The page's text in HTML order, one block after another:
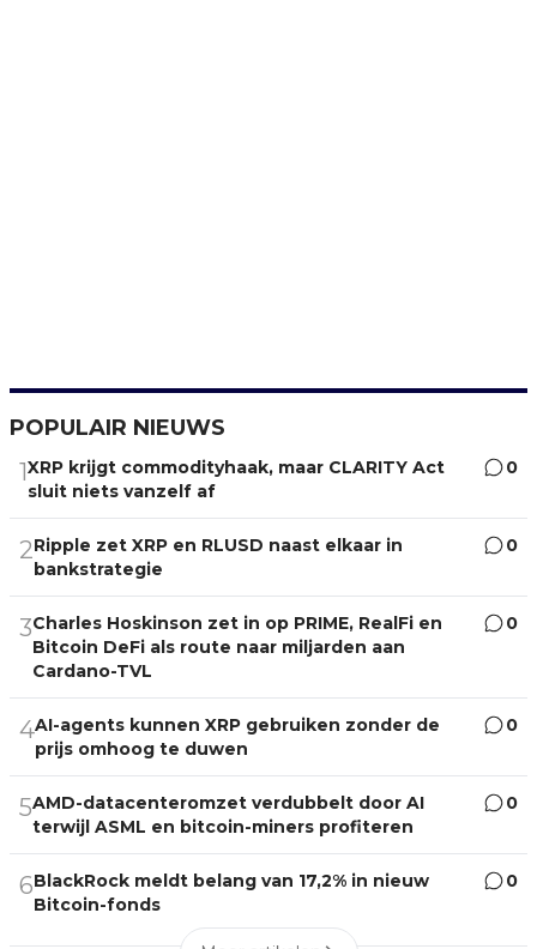
POPULAIR NIEUWS
1XRP krijgt commodityhaak, maar CLARITY Act
sluit niets vanzelf af
0
2Ripple zet XRP en RLUSD naast elkaar in
bankstrategie
0
3Charles Hoskinson zet in op PRIME, RealFi en
Bitcoin DeFi als route naar miljarden aan
Cardano-TVL
0
4AI-agents kunnen XRP gebruiken zonder de
prijs omhoog te duwen
0
5AMD-datacenteromzet verdubbelt door AI
terwijl ASML en bitcoin-miners profiteren
0
6BlackRock meldt belang van 17,2% in nieuw
Bitcoin-fonds
0